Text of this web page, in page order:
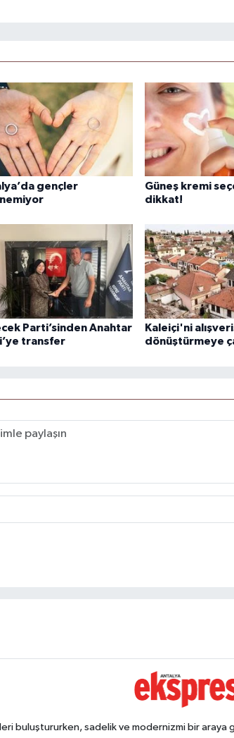
gençler
Güneş kremi
dikkat!
Parti’sinden Anahtar
transfer
Kaleiçi'ni
dönüştürmeye
buluştururken, sadelik ve modernizmi bir araya